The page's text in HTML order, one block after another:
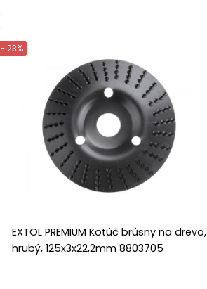
EXTOL PREMIUM Kotúč brúsny na drevo,
hrubý, 125x3x22,2mm 8803705
- 23%